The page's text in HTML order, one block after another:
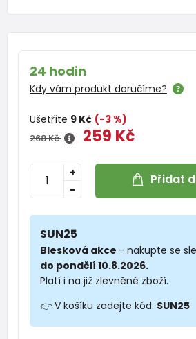
24 hodin
Kdy vám produkt doručíme?
Ušetříte 9 Kč (-3 %)
268 Kč 259 Kč
-
+ Přidat
SUN25
Blesková akce - nakupte se
do pondělí 10.8.2026.
Platí i na již zlevněné zboží.
👉 V košíku zadejte kód: SUN25